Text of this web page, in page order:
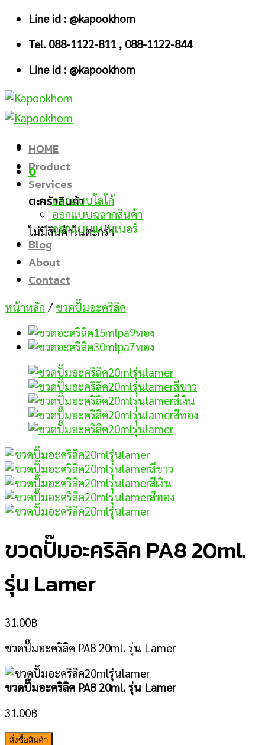
Skip
content
Line id : @kapookhom
Tel. 088-1122-811 , 088-1122-844
Line id : @kapookhom
0
ตะกร้าสินค้า
ไม่มีสินค้าในตะกร้า
HOME
Product
Services
ออกแบบโลโก้
ออกแบบฉลากสินค้า
ออกแบบแบนเนอร์
Blog
About
Contact
หน้าหลัก / ขวดปั๊มอะคริลิค
ขวดปั๊มอะคริลิค PA8 20ml.
รุ่น Lamer
31.00฿
ขวดปั๊มอะคริลิค PA8 20ml. รุ่น Lamer
ขวดปั๊มอะคริลิค PA8 20ml. รุ่น Lamer
31.00฿
สั่งซื้อสินค้า